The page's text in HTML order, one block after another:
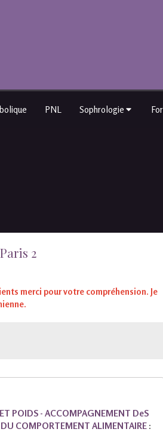
PNL Sophrologie
2
merci pour votre compréhension. Je
POIDS - ACCOMPAGNEMENT DeS
COMPORTEMENT ALIMENTAIRE :